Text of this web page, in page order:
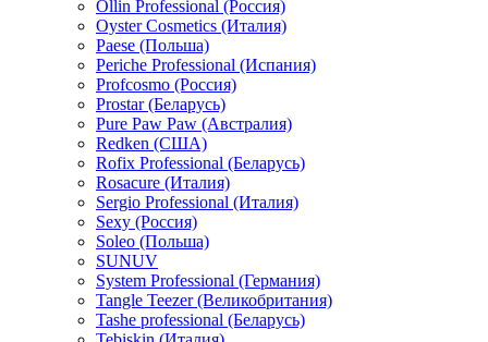
Ollin Professional (Россия)
Oyster Cosmetics (Италия)
Paese (Польша)
Periche Professional (Испания)
Profcosmo (Россия)
Prostar (Беларусь)
Pure Paw Paw (Австралия)
Redken (США)
Rofix Professional (Беларусь)
Rosacure (Италия)
Sergio Professional (Италия)
Sexy (Россия)
Soleo (Польша)
SUNUV
System Professional (Германия)
Tangle Teezer (Великобритания)
Tashe professional (Беларусь)